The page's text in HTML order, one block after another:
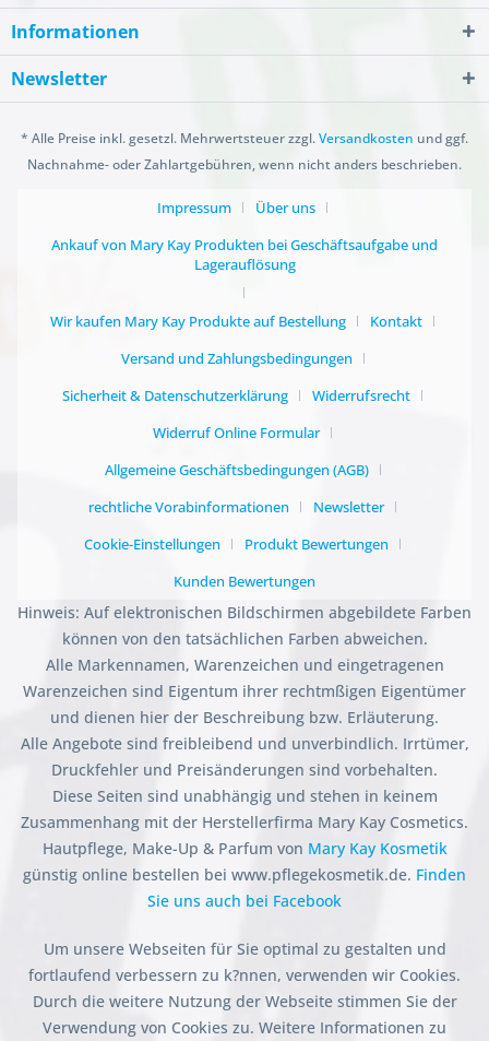
Informationen
Newsletter
* Alle Preise inkl. gesetzl. Mehrwertsteuer zzgl.Versandkosten und ggf.
Nachnahme- oder Zahlartgebühren, wenn nicht anders beschrieben.
Impressum
Über uns
Ankauf von Mary Kay Produkten bei Geschäftsaufgabe und
Lagerauflösung
Wir kaufen Mary Kay Produkte auf Bestellung
Kontakt
Versand und Zahlungsbedingungen
Sicherheit & Datenschutzerklärung
Widerrufsrecht
Widerruf Online Formular
Allgemeine Geschäftsbedingungen (AGB)
rechtliche Vorabinformationen
Newsletter
Cookie-Einstellungen
Produkt Bewertungen
Kunden Bewertungen
Hinweis: Auf elektronischen Bildschirmen abgebildete Farben
können von den tatsächlichen Farben abweichen.
Alle Markennamen, Warenzeichen und eingetragenen
Warenzeichen sind Eigentum ihrer rechtmßigen Eigentümer
und dienen hier der Beschreibung bzw. Erläuterung.
Alle Angebote sind freibleibend und unverbindlich. Irrtümer,
Druckfehler und Preisänderungen sind vorbehalten.
Diese Seiten sind unabhängig und stehen in keinem
Zusammenhang mit der Herstellerfirma Mary Kay Cosmetics.
Hautpflege, Make-Up & Parfum von Mary Kay Kosmetik
günstig online bestellen bei www.pflegekosmetik.de. Finden
Sie uns auch bei Facebook
Um unsere Webseiten für Sie optimal zu gestalten und
fortlaufend verbessern zu k?nnen, verwenden wir Cookies.
Durch die weitere Nutzung der Webseite stimmen Sie der
Verwendung von Cookies zu. Weitere Informationen zu